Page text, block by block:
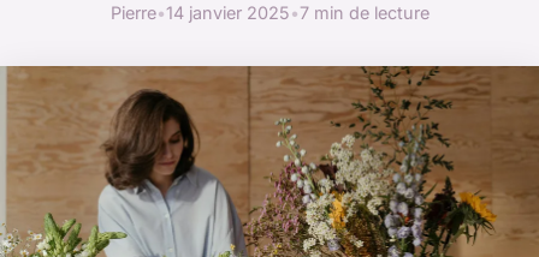
Pierre•14 janvier 2025•7 min de lecture